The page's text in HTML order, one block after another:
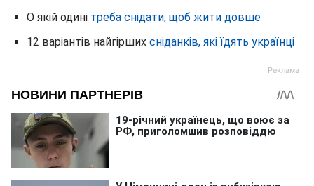
О якій одині треба снідати, щоб жити довше
12 варіантів найгірших сніданків, які їдять українці